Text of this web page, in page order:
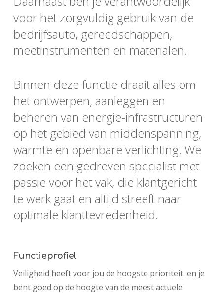
voor het zorgvuldig gebruik van de
bedrijfsauto, gereedschappen,
meetinstrumenten en materialen.
Binnen deze functie draait alles om
het ontwerpen, aanleggen en
beheren van energie-infrastructuren
op het gebied van middenspanning,
warmte en openbare verlichting. We
zoeken een gedreven specialist met
passie voor het vak, die klantgericht
te werk gaat en altijd streeft naar
optimale klanttevredenheid.
Functieprofiel
Veiligheid heeft voor jou de hoogste prioriteit, en je
bent goed op de hoogte van de meest actuele